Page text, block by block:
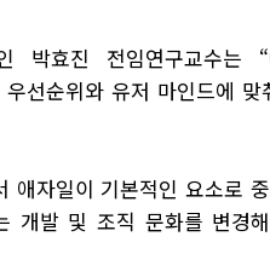
박효진 전임연구교수는
선순위와 유저 마인드에
자일이 기본적인 요소로
개발 및 조직 문화를 변경